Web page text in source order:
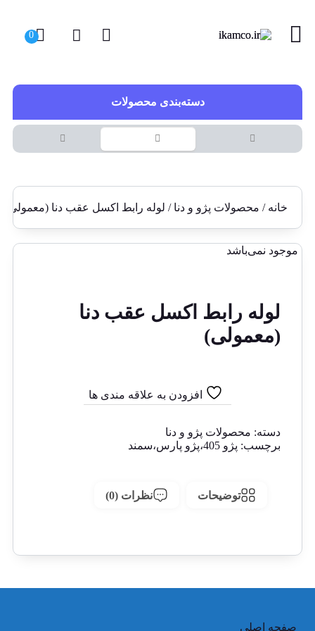
دسته‌بندی محصولات
خانه / محصولات پژو و دنا / لوله رابط اکسل عقب دنا (معمولی)
موجود نمی‌باشد
لوله رابط اکسل عقب دنا
(معمولی)
افزودن به علاقه مندی ها
دسته: محصولات پژو و دنا
برچسب: پژو 405،پژو پارس،سمند
توضیحات نظرات (0)
صفحه اصلی